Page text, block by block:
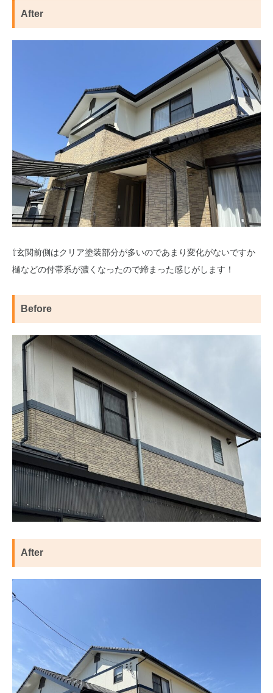
After
⇧玄関前側はクリア塗装部分が多いのであまり変化がないですか
樋などの付帯系が濃くなったので締まった感じがします！
Before
After